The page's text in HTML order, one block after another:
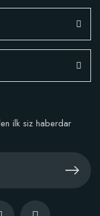
ilk siz haberdar